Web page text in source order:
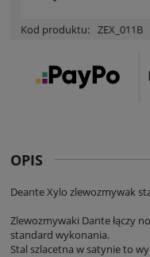
Kod produktu: ZEX_011B
OPIS
Deante Xylo zlewozmywak
Zlewozmywaki Dante łączy
standard wykonania.
Stal szlacetna w satynie to